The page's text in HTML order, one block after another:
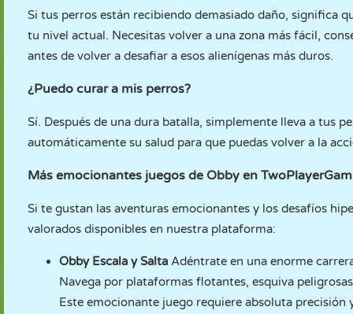
Si tus perros están recibiendo demasiado daño, significa
tu nivel actual. Necesitas volver a una zona más fácil,
antes de volver a desafiar a esos alienígenas más duros.
¿Puedo curar a mis perros?
Sí. Después de una dura batalla, simplemente lleva a tus
automáticamente su salud para que puedas volver a la
Más emocionantes juegos de Obby en
Si te gustan las aventuras emocionantes y los desafíos
valorados disponibles en nuestra plataforma:
Obby Escala y Salta Adéntrate en una enorme
Navega por plataformas flotantes, esquiva
Este emocionante juego requiere absoluta precisión